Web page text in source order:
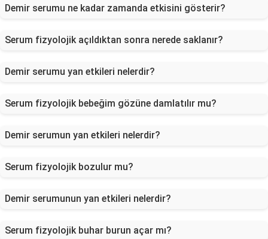
Demir serumu ne kadar zamanda etkisini gösterir?
Serum fizyolojik açıldıktan sonra nerede saklanır?
Demir serumu yan etkileri nelerdir?
Serum fizyolojik bebeğim gözüne damlatılır mu?
Demir serumun yan etkileri nelerdir?
Serum fizyolojik bozulur mu?
Demir serumunun yan etkileri nelerdir?
Serum fizyolojik buhar burun açar mı?